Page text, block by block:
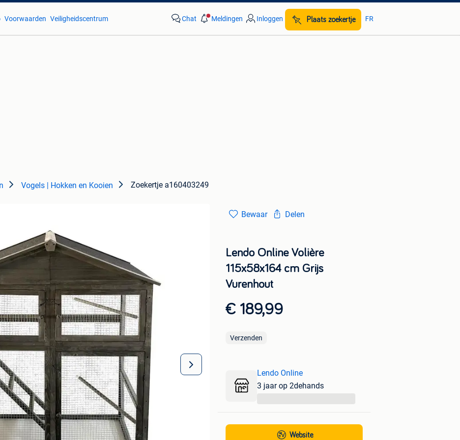
Voorwaarden Veiligheidscentrum Chat Meldingen Inloggen Plaats zoekertje FR
Vogels | Hokken en Kooien Zoekertje a160403249
Bewaar Delen
Lendo Online Volière
115x58x164 cm Grijs
Vurenhout
€ 189,99
Verzenden
Lendo Online
3 jaar op 2dehands
Website